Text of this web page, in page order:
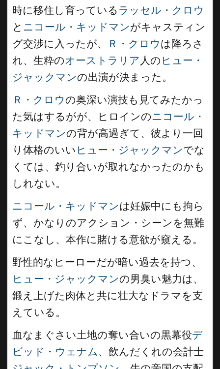
時に移住し育っている ラッセル・クロウ
と ニコール・キッドマンがキャスティン
グ交渉に入ったが、
Ｒ・クロウ は降ろさ
れ、生粋のオーストラリア 人の ヒュー・
ジャックマンの出演が決まった。
Ｒ・クロウの奥深い演技も見てみたかっ
た気はするがが、ヒロインのニコール・
キッドマンの背が高過ぎて、彼より一回
り体格のいい ヒュー・ジャックマンでな
くては、釣り合いが取れなかったのかも
しれない。
ニコール・キッドマンは妊娠中にも拘ら
ず、かなりのアクション・シーンを無難
にこなし、本作に賭ける意欲が窺える。
野性的なヒーローだが暗い過去を持つ、
ヒュー・ジャックマンの男臭い魅力は、
鍛え上げた肉体と共に壮大なドラマを支
えている。
血なまぐさい土地の奪い合いの黒幕役デ
ビッド・ウェナム 、飲んだくれの会計士